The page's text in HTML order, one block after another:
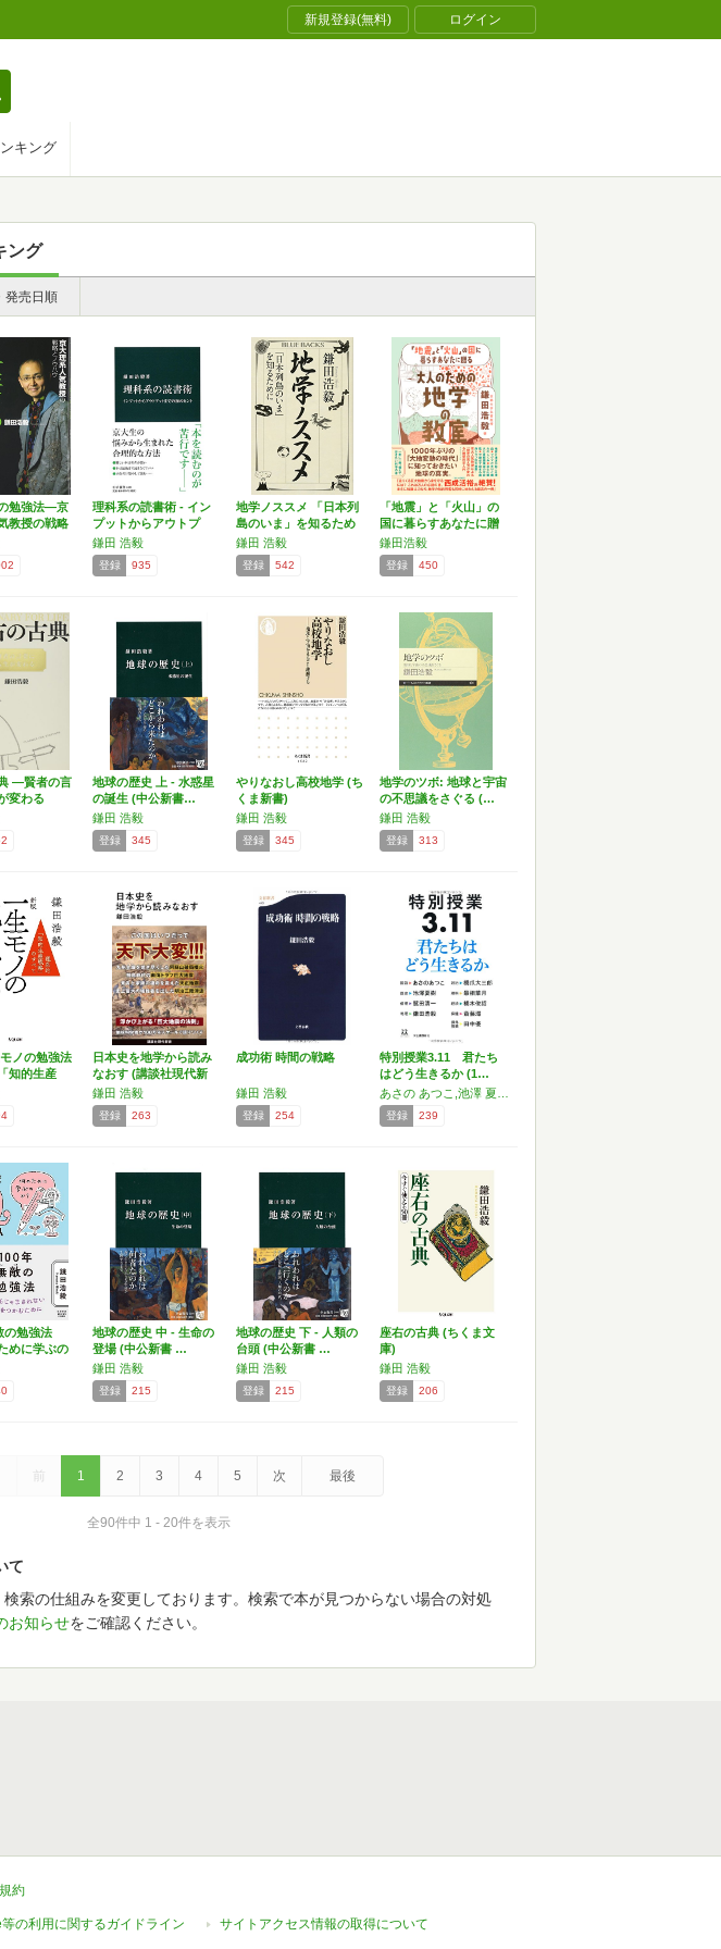
新規登録(無料) ログイン
キング
ング
発売日順
勉強法―京
教授の戦略
理科系の読書術 - イン
プットからアウトプ
ッ…
鎌田 浩毅
登録 935
地学ノススメ 「日本列
島のいま」を知るため
に…
鎌田 浩毅
登録 542
「地震」と「火山」の
国に暮らすあなたに贈
る …
鎌田浩毅
登録 450
―賢者の言
変わる
地球の歴史 上 - 水惑星
の誕生 (中公新書…
鎌田 浩毅
登録 345
やりなおし高校地学 (ち
くま新書)
鎌田 浩毅
登録 345
地学のツボ: 地球と宇宙
の不思議をさぐる (…
鎌田 浩毅
登録 313
ノの勉強法
知的生産
日本史を地学から読み
なおす (講談社現代新
書…
鎌田 浩毅
登録 263
成功術 時間の戦略
鎌田 浩毅
登録 254
特別授業3.11 君たち
はどう生きるか (1…
登録 239
の勉強法
に学ぶの
地球の歴史 中 - 生命の
登場 (中公新書 …
鎌田 浩毅
登録 215
地球の歴史 下 - 人類の
台頭 (中公新書 …
鎌田 浩毅
登録 215
座右の古典 (ちくま文
庫)
鎌田 浩毅
登録 206
前 1 2 3 4 5 次 最後
全90件中 1 - 20件を表示
て
索の仕組みを変更しております。検索で本が見つからない場合の対処
お知らせをご確認ください。
約
の利用に関するガイドライン サイトアクセス情報の取得について